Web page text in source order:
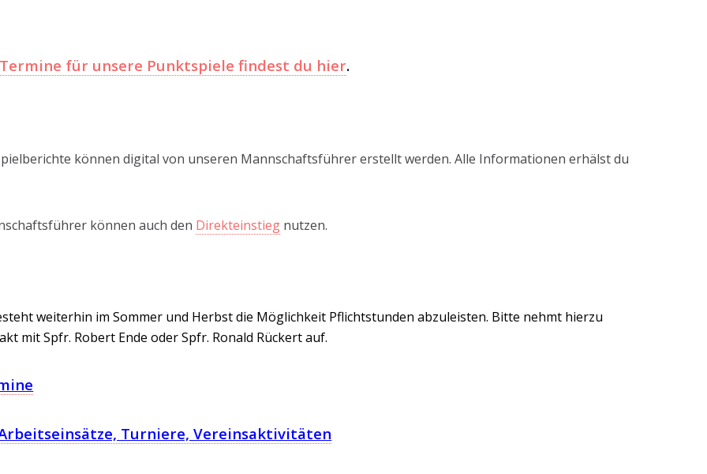
Termine für unsere Punktspiele findest du hier.
können digital von unseren Mannschaftsführer erstellt werden. Alle Informationen erhälst du
können auch den Direkteinstieg nutzen.
weiterhin im Sommer und Herbst die Möglichkeit Pflichtstunden abzuleisten. Bitte nehmt hierzu
mit Spfr. Robert Ende oder Spfr. Ronald Rückert auf.
Turniere, Vereinsaktivitäten